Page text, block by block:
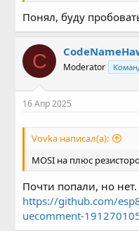
Некоторые
10кОм к "+"...
GND (- так было 10 лет
ESP8266)...
И т.д.
Понял, буду
C Moderator
16 Апр 2025
Vovka написал(а):
MOSI на плюс
Почти попали, но нет.
https://github.com/
uecomment-